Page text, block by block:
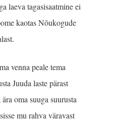
laeva tagasisaatmine ei
kaotas Nõukogude
venna peale tema
Juuda laste pärast
oma suuga suurusta
mu rahva väravast